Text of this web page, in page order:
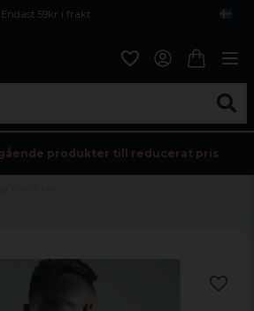
Endast 59kr i frakt
produkter till reducerat pris